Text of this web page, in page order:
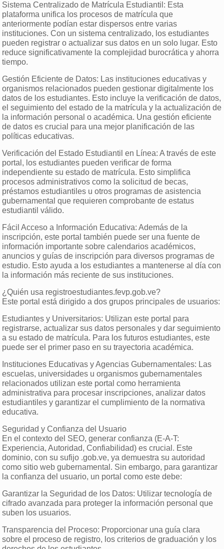
Sistema Centralizado de Matrícula Estudiantil: Esta
plataforma unifica los procesos de matrícula que
anteriormente podían estar dispersos entre varias
instituciones. Con un sistema centralizado, los estudiantes
pueden registrar o actualizar sus datos en un solo lugar. Esto
reduce significativamente la complejidad burocrática y ahorra
tiempo.
Gestión Eficiente de Datos: Las instituciones educativas y
organismos relacionados pueden gestionar digitalmente los
datos de los estudiantes. Esto incluye la verificación de datos,
el seguimiento del estado de la matrícula y la actualización de
la información personal o académica. Una gestión eficiente
de datos es crucial para una mejor planificación de las
políticas educativas.
Verificación del Estado Estudiantil en Línea: A través de este
portal, los estudiantes pueden verificar de forma
independiente su estado de matrícula. Esto simplifica
procesos administrativos como la solicitud de becas,
préstamos estudiantiles u otros programas de asistencia
gubernamental que requieren comprobante de estatus
estudiantil válido.
Fácil Acceso a Información Educativa: Además de la
inscripción, este portal también puede ser una fuente de
información importante sobre calendarios académicos,
anuncios y guías de inscripción para diversos programas de
estudio. Esto ayuda a los estudiantes a mantenerse al día con
la información más reciente de sus instituciones.
¿Quién usa registroestudiantes.fevp.gob.ve?
Este portal está dirigido a dos grupos principales de usuarios:
Estudiantes y Universitarios: Utilizan este portal para
registrarse, actualizar sus datos personales y dar seguimiento
a su estado de matrícula. Para los futuros estudiantes, este
puede ser el primer paso en su trayectoria académica.
Instituciones Educativas y Agencias Gubernamentales: Las
escuelas, universidades u organismos gubernamentales
relacionados utilizan este portal como herramienta
administrativa para procesar inscripciones, analizar datos
estudiantiles y garantizar el cumplimiento de la normativa
educativa.
Seguridad y Confianza del Usuario
En el contexto del SEO, generar confianza (E-A-T:
Experiencia, Autoridad, Confiabilidad) es crucial. Este
dominio, con su sufijo .gob.ve, ya demuestra su autoridad
como sitio web gubernamental. Sin embargo, para garantizar
la confianza del usuario, un portal como este debe:
Garantizar la Seguridad de los Datos: Utilizar tecnología de
cifrado avanzada para proteger la información personal que
suben los usuarios.
Transparencia del Proceso: Proporcionar una guía clara
sobre el proceso de registro, los criterios de graduación y los